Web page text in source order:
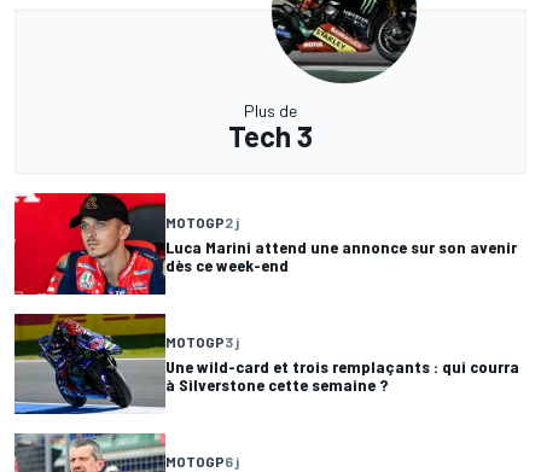
Plus de
Tech 3
MOTOGP2 j
Luca Marini attend une annonce sur son avenir
dès ce week-end
MOTOGP3 j
Une wild-card et trois remplaçants : qui courra
à Silverstone cette semaine ?
MOTOGP6 j